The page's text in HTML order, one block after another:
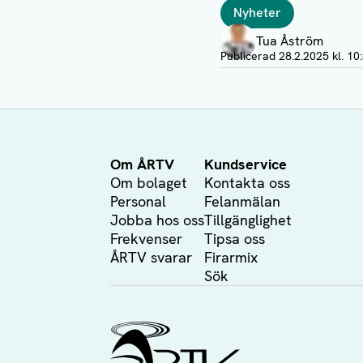
TaggarNyheter
Författare
Tua Åström
Publicerad 28.2.2025 kl.
Om ÅRTV
Om bolaget
Personal
Jobba hos oss
Frekvenser
ÅRTV svarar
Kundservice
Kontakta oss
Felanmälan
Tillgänglighet
Tipsa oss
Firarmix
Sök
Ålands Radio & TV